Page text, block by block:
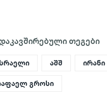
თეგები
აშშ ირანი
გროსი